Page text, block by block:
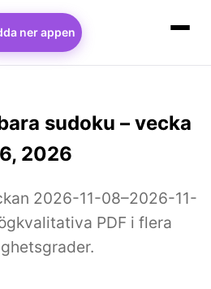
ner appen
sudoku – vecka
2026
2026-11-08–2026-11-
PDF i flera